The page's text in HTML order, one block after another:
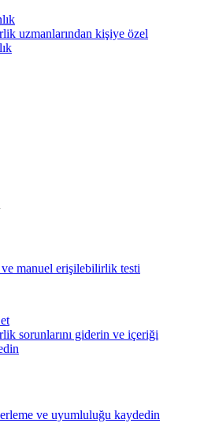
uzmanlarından kişiye özel
manuel erişilebilirlik testi
sorunlarını giderin ve içeriği
ve uyumluluğu kaydedin